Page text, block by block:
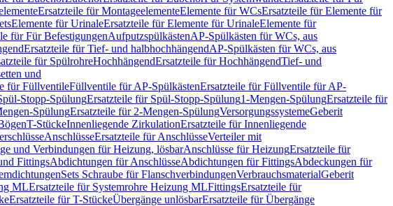
Ersatzteile für MontageelementeElemente für WCsErsatzteile für Elemente für
Elemente für UrinaleErsatzteile für Elemente für UrinaleElemente für
für Für BefestigungenAufputzspülkästenAP-Spülkästen für WCs, aus
Ersatzteile für Tief- und halbhochhängendAP-Spülkästen für WCs, aus
für SpülrohreHochhängendErsatzteile für HochhängendTief- und
und
für FüllventileFüllventile für AP-SpülkästenErsatzteile für Füllventile für AP-
Stopp-SpülungErsatzteile für Spül-Stopp-Spülung1-Mengen-SpülungErsatzteile für
SpülungErsatzteile für 2-Mengen-SpülungVersorgungssystemeGeberit
T-StückeInnenliegende ZirkulationErsatzteile für Innenliegende
AnschlüsseErsatzteile für AnschlüsseVerteiler mit
und Verbindungen für Heizung, lösbarAnschlüsse für HeizungErsatzteile für
FittingsAbdichtungen für AnschlüsseAbdichtungen für FittingsAbdeckungen für
Sets Schraube für FlanschverbindungenVerbrauchsmaterialGeberit
MLErsatzteile für Systemrohre Heizung MLFittingsErsatzteile für
Ersatzteile für T-StückeÜbergänge unlösbarErsatzteile für Übergänge